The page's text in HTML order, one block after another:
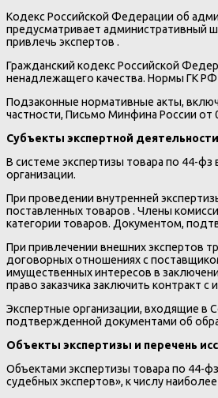
Кодекс Российской Федерации об
предусматривает административный
привлечь экспертов .
Гражданский кодекс Российской
ненадлежащего качества. Нормы ГК
Подзаконные нормативные акты,
частности, Письмо Минфина России от
Субъекты экспертной
В системе экспертизы товара по 44-
организации.
При проведении внутренней
поставленных товаров . Члены
категории товаров. Документом,
При привлечении внешних экспертов
договорных отношениях с
имущественных интересов в
право заказчика заключить контракт с
Экспертные организации, входящие в
подтвержденной документами об
Объекты экспертизы и перечень
Объектами экспертизы товара по 44-
судебных экспертов», к числу